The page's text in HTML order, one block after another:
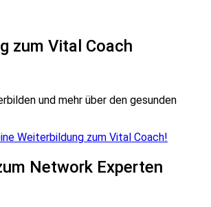
zum Vital Coach
und mehr über den gesunden
Weiterbildung zum Vital Coach!
Network Experten